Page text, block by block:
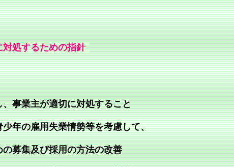
処するための指針
事業主が適切に対処すること
年の雇用失業情勢等を考慮して、
募集及び採用の方法の改善